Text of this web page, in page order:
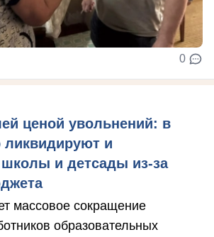
0
ценой увольнений: в
и
и детсады из-за
массовое сокращение
образовательных